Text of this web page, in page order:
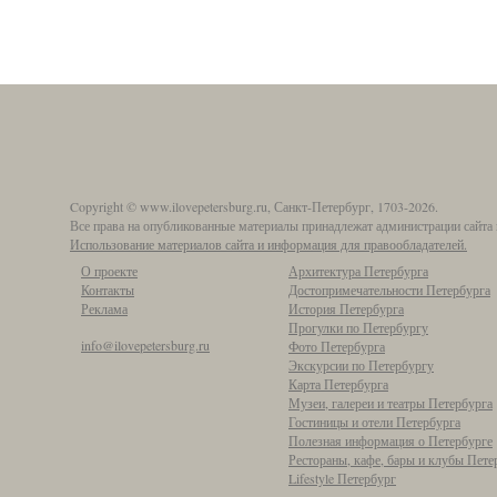
Copyright © www.ilovepetersburg.ru, Санкт-Петербург, 1703-2026.
Все права на опубликованные материалы принадлежат администрации сайта
Использование материалов сайта и информация для правообладателей.
О проекте
Контакты
Реклама
info@ilovepetersburg.ru
Архитектура Петербурга
Достопримечательности Петербурга
История Петербурга
Прогулки по Петербургу
Фото Петербурга
Экскурсии по Петербургу
Карта Петербурга
Музеи, галереи и театры Петербурга
Гостиницы и отели Петербурга
Полезная информация о Петербурге
Рестораны, кафе, бары и клубы
Lifestyle Петербург